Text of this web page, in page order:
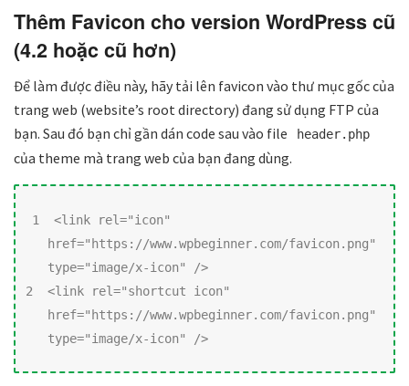
Thêm Favicon cho version WordPress cũ
(4.2 hoặc cũ hơn)
Để làm được điều này, hãy tải lên favicon vào thư mục gốc của
trang web (website’s root directory) đang sử dụng FTP của
bạn. Sau đó bạn chỉ gần dán code sau vào file
header.php
của theme mà trang web của bạn đang dùng.
1  <link rel="icon"
2  <link rel="shortcut icon"
   type="image/x-icon" />